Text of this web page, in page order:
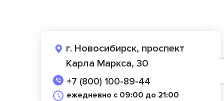
г. Новосибирск, проспект
Карла Маркса, 30
+7 (800) 100-89-44
ежедневно с 09:00 до 21:00